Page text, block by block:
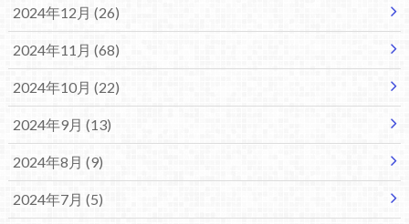
2024年12月 (26)
2024年11月 (68)
2024年10月 (22)
2024年9月 (13)
2024年8月 (9)
2024年7月 (5)